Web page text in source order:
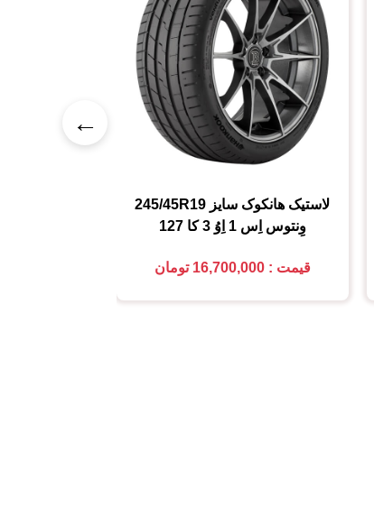
←
لاستیک هانکوک سایز 245/45R19
وِنتوس اِس 1 اِوُ 3 کا 127
قیمت : 16,700,000 تومان